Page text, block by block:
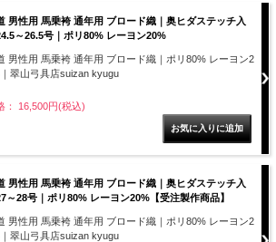
男性用 馬乗袴 通年用 ブロード織｜奥ヒダステッチ入
～26.5号｜ポリ80% レーヨン20%
男性用 馬乗袴 通年用 ブロード織｜ポリ80% レーヨン2
翠山弓具店suizan kyugu
： 16,500円(税込)
男性用 馬乗袴 通年用 ブロード織｜奥ヒダステッチ入
～28号｜ポリ80% レーヨン20%【受注製作商品】
男性用 馬乗袴 通年用 ブロード織｜ポリ80% レーヨン2
翠山弓具店suizan kyugu